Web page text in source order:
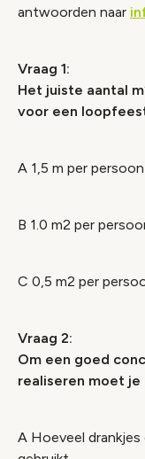
antwoorden naar
Vraag 1:
Het juiste aantal
voor een
A 1,5 m per persoon
B 1.0 m2 per
C 0,5 m2 per
Vraag 2:
Om een goed
realiseren moet
A Hoeveel